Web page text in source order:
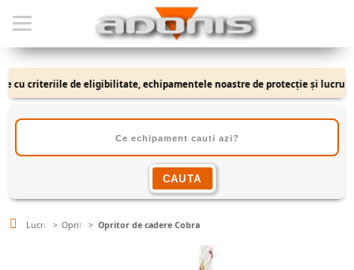
criteriile de eligibilitate, echipamentele noastre de protecție și lucru se
Lucru la InaltimeOpritoare de cadere-Franghii
Opritor de cadere Cobra